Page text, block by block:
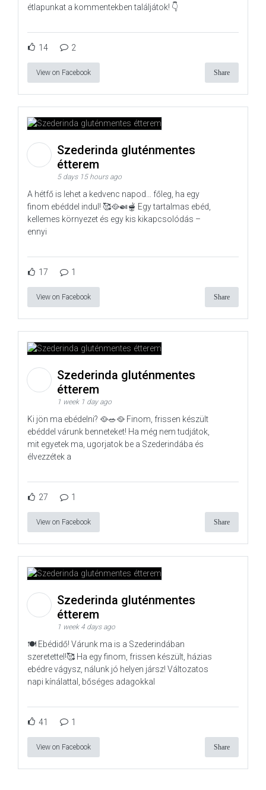
étlapunkat a kommentekben találjátok! 👇
14 2
View on Facebook Share
Szederinda gluténmentes
étterem
5 days 15 hours ago
A hétfő is lehet a kedvenc napod… főleg, ha egy
finom ebéddel indul! 🥰🥘🍛🫕 Egy tartalmas ebéd,
kellemes környezet és egy kis kikapcsolódás –
ennyi
17 1
View on Facebook Share
Szederinda gluténmentes
étterem
1 week 1 day ago
Ki jön ma ebédelni? 🥘🥗🥘 Finom, frissen készült
ebéddel várunk benneteket! Ha még nem tudjátok,
mit egyetek ma, ugorjatok be a Szederindába és
élvezzétek a
27 1
View on Facebook Share
Szederinda gluténmentes
étterem
1 week 4 days ago
🍽️ Ebédidő! Várunk ma is a Szederindában
szeretettel!🥰 Ha egy finom, frissen készült, házias
ebédre vágysz, nálunk jó helyen jársz! Változatos
napi kínálattal, bőséges adagokkal
41 1
View on Facebook Share